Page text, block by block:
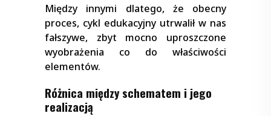
Między innymi dlatego, że obecny
proces, cykl edukacyjny utrwalił w nas
fałszywe, zbyt mocno uproszczone
wyobrażenia co do właściwości
elementów.
Różnica między schematem i jego
realizacją